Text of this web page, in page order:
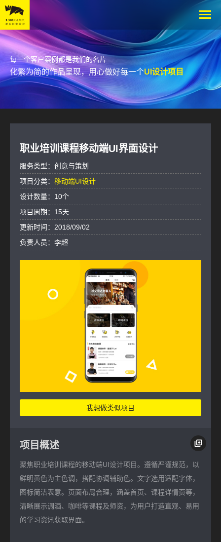
每一个客户案例都是我们的名片
化繁为简的作品呈现，用心做好每一个UI设计项目
职业培训课程移动端UI界面设计
服务类型：创意与策划
项目分类： 移动端UI设计
设计数量：10个
项目周期：15天
更新时间：2018/09/02
负责人员：李超
我想做类似项目
项目概述
聚焦职业培训课程的移动端UI设计项目。遵循严谨规范，以
鲜明黄色为主色调，搭配协调辅助色。文字选用适配字体，
图标简洁表意。页面布局合理，涵盖首页、课程详情页等，
清晰展示调酒、咖啡等课程及师资，为用户打造直观、易用
的学习资讯获取界面。